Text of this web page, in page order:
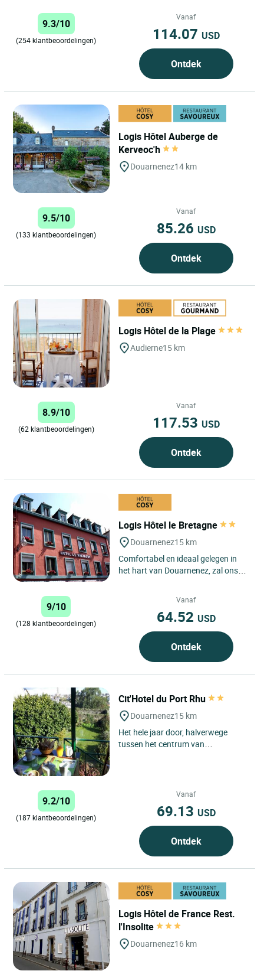
9.3/10
(254 klantbeoordelingen)
Vanaf
114.07 USD
Ontdek
Logis Hôtel Auberge de
Kerveoc'h
Douarnenez14 km
9.5/10
(133 klantbeoordelingen)
Vanaf
85.26 USD
Ontdek
Logis Hôtel de la Plage
Audierne15 km
8.9/10
(62 klantbeoordelingen)
Vanaf
117.53 USD
Ontdek
Logis Hôtel le Bretagne
Douarnenez15 km
Comfortabel en ideaal gelegen in
het hart van Douarnenez, zal ons
9/10
(128 klantbeoordelingen)
Vanaf
64.52 USD
Ontdek
Cit'Hotel du Port Rhu
Douarnenez15 km
Het hele jaar door, halverwege
tussen het centrum van
9.2/10
(187 klantbeoordelingen)
Vanaf
69.13 USD
Ontdek
Logis Hôtel de France Rest.
l'Insolite
Douarnenez16 km